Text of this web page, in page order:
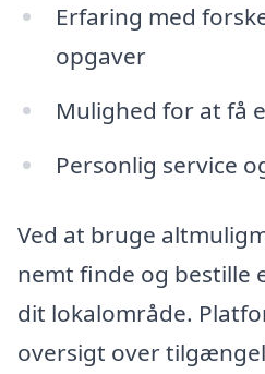
Erfaring med
opgaver
Mulighed for at få
Personlig service
Ved at bruge
nemt finde og bestille
dit lokalområde.
oversigt over